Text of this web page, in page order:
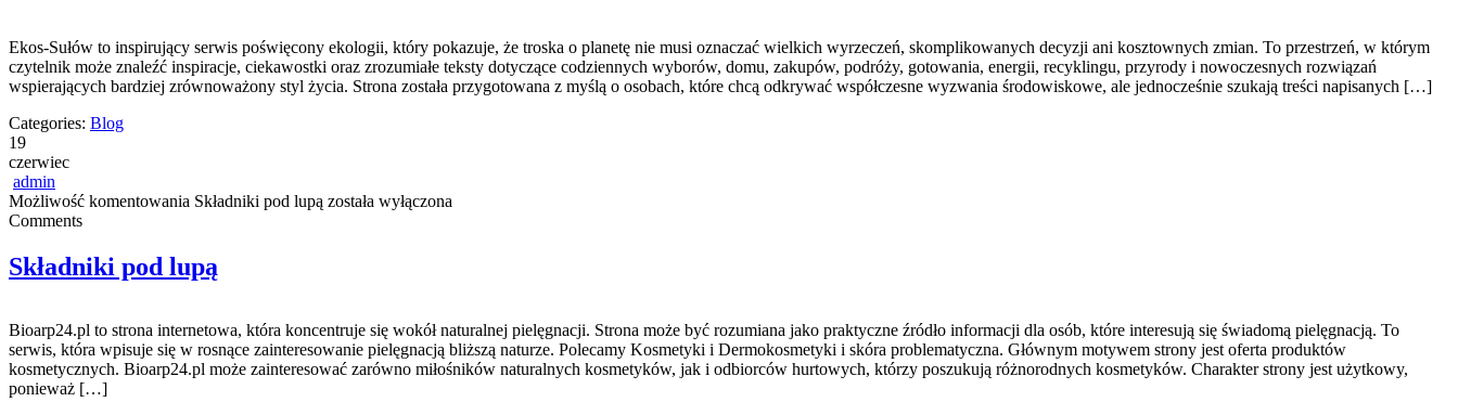
Ekos-Sułów to inspirujący serwis poświęcony ekologii, który pokazuje, że troska o planetę nie musi oznaczać wielkich wyrzeczeń, skomplikowanych decyzji ani kosztownych zmian. To przestrzeń, w którym
czytelnik może znaleźć inspiracje, ciekawostki oraz zrozumiałe teksty dotyczące codziennych wyborów, domu, zakupów, podróży, gotowania, energii, recyklingu, przyrody i nowoczesnych rozwiązań
wspierających bardziej zrównoważony styl życia. Strona została przygotowana z myślą o osobach, które chcą odkrywać współczesne wyzwania środowiskowe, ale jednocześnie szukają treści napisanych […]
Categories: Blog
19
czerwiec
admin
Możliwość komentowania Składniki pod lupą została wyłączona
Comments
Składniki pod lupą
Bioarp24.pl to strona internetowa, która koncentruje się wokół naturalnej pielęgnacji. Strona może być rozumiana jako praktyczne źródło informacji dla osób, które interesują się świadomą pielęgnacją. To
serwis, która wpisuje się w rosnące zainteresowanie pielęgnacją bliższą naturze. Polecamy Kosmetyki i Dermokosmetyki i skóra problematyczna. Głównym motywem strony jest oferta produktów
kosmetycznych. Bioarp24.pl może zainteresować zarówno miłośników naturalnych kosmetyków, jak i odbiorców hurtowych, którzy poszukują różnorodnych kosmetyków. Charakter strony jest użytkowy,
ponieważ […]